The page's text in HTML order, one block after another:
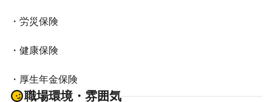
・労災保険
・健康保険
・厚生年金保険
職場環境・雰囲気